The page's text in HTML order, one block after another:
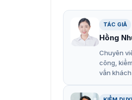
TÁC GIẢ
Hồng
Chuyên
công,
vấn